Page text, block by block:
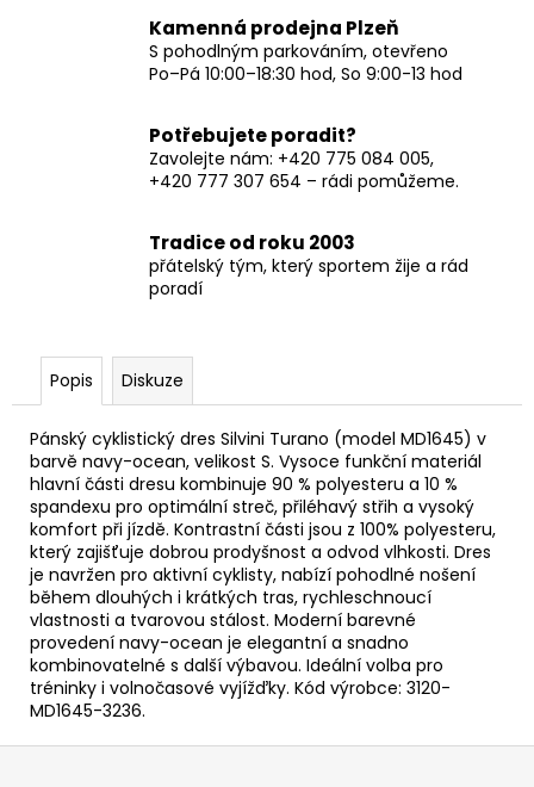
Kamenná prodejna Plzeň
S pohodlným parkováním, otevřeno
Po–Pá 10:00–18:30 hod, So 9:00-13 hod
Potřebujete poradit?
Zavolejte nám: +420 775 084 005,
+420 777 307 654 – rádi pomůžeme.
Tradice od roku 2003
přátelský tým, který sportem žije a rád
poradí
Popis Diskuze
Pánský cyklistický dres Silvini Turano (model MD1645) v
barvě navy-ocean, velikost S. Vysoce funkční materiál
hlavní části dresu kombinuje 90 % polyesteru a 10 %
spandexu pro optimální streč, přiléhavý střih a vysoký
komfort při jízdě. Kontrastní části jsou z 100% polyesteru,
který zajišťuje dobrou prodyšnost a odvod vlhkosti. Dres
je navržen pro aktivní cyklisty, nabízí pohodlné nošení
během dlouhých i krátkých tras, rychleschnoucí
vlastnosti a tvarovou stálost. Moderní barevné
provedení navy-ocean je elegantní a snadno
kombinovatelné s další výbavou. Ideální volba pro
tréninky i volnočasové vyjížďky. Kód výrobce: 3120-
MD1645-3236.
Z